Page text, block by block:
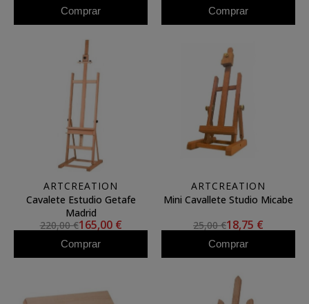
Comprar Comprar
ARTCREATION
Cavalete Estudio Getafe
Madrid
220,00 €165,00 €
Comprar
ARTCREATION
Mini Cavallete Studio Micabe
25,00 €18,75 €
Comprar